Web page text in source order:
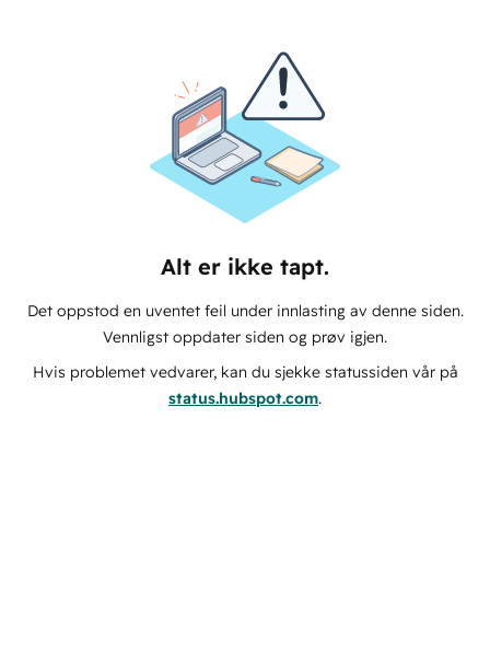
Alt er ikke tapt.
Det oppstod en uventet feil under innlasting av denne siden.
Vennligst oppdater siden og prøv igjen.
Hvis problemet vedvarer, kan du sjekke statussiden vår på
status.hubspot.com.